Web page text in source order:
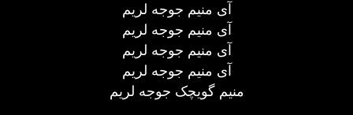
آی منیم جوجه لریم
آی منیم جوجه لریم
آی منیم جوجه لریم
آی منیم جوجه لریم
منیم گویچک جوجه لریم